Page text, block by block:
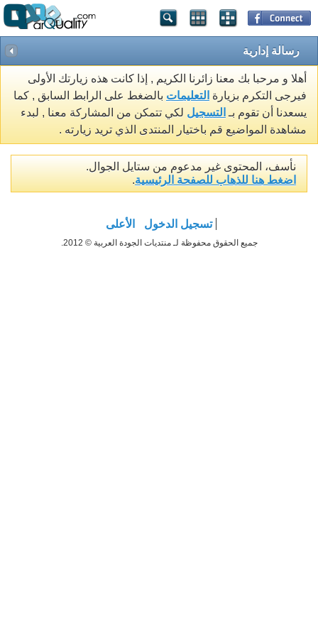
رسالة إدارية
أهلا و مرحبا بك معنا زائرنا الكريم , إذا كانت هذه زيارتك الأولى
فيرجى التكرم بزيارة التعليمات بالضغط على الرابط السابق , كما
يسعدنا أن تقوم بـ التسجيل لكي تتمكن من المشاركة معنا , لبدء
مشاهدة المواضيع قم باختيار المنتدى الذي تريد زيارته .
نأسف، المحتوى غير مدعوم من ستايل الجوال.
اضغط هنا للذهاب للصفحة الرئيسية.
تسجيل الدخول الأعلى
جميع الحقوق محفوظة لـ منتديات الجودة العربية © 2012.